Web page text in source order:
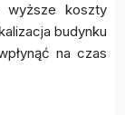
wyższe koszty
budynku
na czas